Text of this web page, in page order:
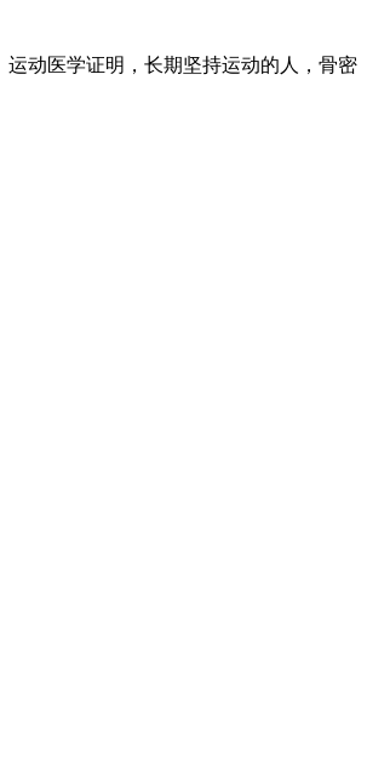
运动医学证明，长期坚持运动的人，骨密